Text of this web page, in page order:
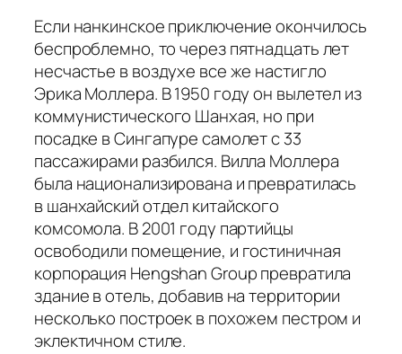
Если нанкинское приключение окончилось
беспроблемно, то через пятнадцать лет
несчастье в воздухе все же настигло
Эрика Моллера. В 1950 году он вылетел из
коммунистического Шанхая, но при
посадке в Сингапуре самолет с 33
пассажирами разбился. Вилла Моллера
была национализирована и превратилась
в шанхайский отдел китайского
комсомола. В 2001 году партийцы
освободили помещение, и гостиничная
корпорация Hengshan Group превратила
здание в отель, добавив на территории
несколько построек в похожем пестром и
эклектичном стиле.